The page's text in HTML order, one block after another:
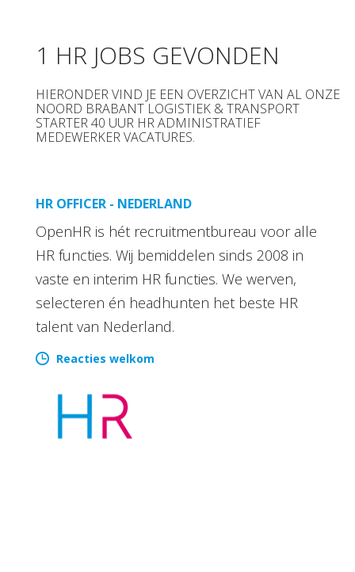
1 HR JOBS GEVONDEN
HIERONDER VIND JE EEN OVERZICHT VAN AL ONZE
NOORD BRABANT LOGISTIEK & TRANSPORT
STARTER 40 UUR HR ADMINISTRATIEF
MEDEWERKER VACATURES.
HR OFFICER - NEDERLAND
OpenHR is hét recruitmentbureau voor alle
HR functies. Wij bemiddelen sinds 2008 in
vaste en interim HR functies. We werven,
selecteren én headhunten het beste HR
talent van Nederland.
Reacties welkom